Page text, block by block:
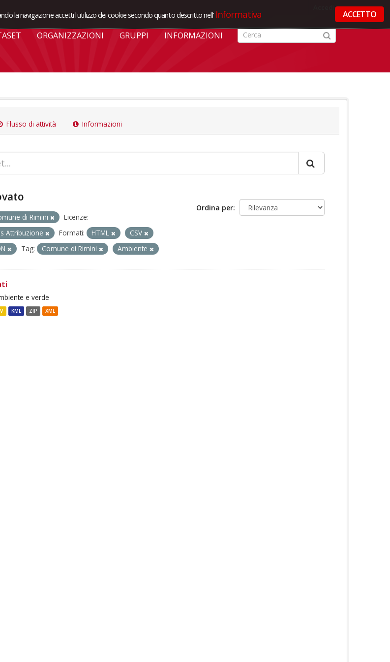
la navigazione accetti l'utilizzo dei cookie secondo quanto descritto nell' Informativa ACCETTO
ORGANIZZAZIONI GRUPPI INFORMAZIONI
Flusso di attività Informazioni
Ordina per
di Rimini
Licenze:
Attribuzione
Formati: HTML
CSV
Tag: Comune di Rimini Ambiente
e verde
KML ZIP XML